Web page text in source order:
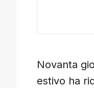
Novanta
estivo ha